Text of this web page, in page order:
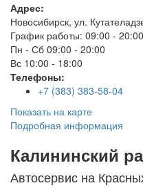
Адрес:
Новосибирск, ул.
График работы: 09:00 - 20:00
Пн - Сб 09:00 - 20:00
Вс 10:00 - 18:00
Телефоны:
+7 (383) 383-58-04
Показать на карте
Подробная информация
Калининский
Автосервис на